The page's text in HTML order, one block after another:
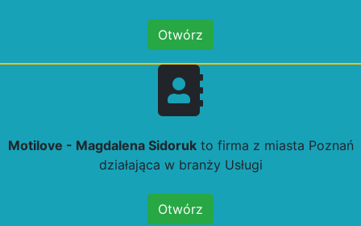
Otwórz
Motilove - Magdalena Sidorukto firma z miasta Poznań
działająca w branży Usługi
Otwórz